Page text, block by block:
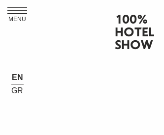
MENU
100%
HOTEL
SHOW
EN
GR